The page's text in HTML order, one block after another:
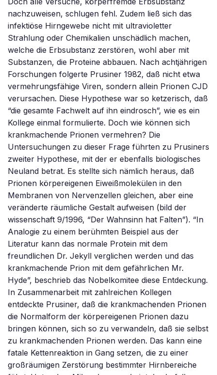
nachzuweisen, schlugen fehl. Zudem ließ sich das
infektiöse Hirngewebe nicht mit ultravioletter
Strahlung oder Chemikalien unschädlich machen,
welche die Erbsubstanz zerstören, wohl aber mit
Substanzen, die Proteine abbauen. Nach achtjährigen
Forschungen folgerte Prusiner 1982, daß nicht etwa
vermehrungsfähige Viren, sondern allein Prionen CJD
verursachen. Diese Hypothese war so ketzerisch, daß
“die gesamte Fachwelt auf ihn eindrosch”, wie es ein
Kollege einmal formulierte. Doch wie können sich
krankmachende Prionen vermehren? Die
Untersuchungen zu dieser Frage führten zu Prusiners
zweiter Hypothese, mit der er ebenfalls biologisches
Neuland betrat. Es stellte sich nämlich heraus, daß
Prionen körpereigenen Eiweißmolekülen in den
Membranen von Nervenzellen gleichen, aber eine
veränderte räumliche Gestalt aufweisen (bild der
wissenschaft 9/1996, “Der Wahnsinn hat Falten”). “In
Analogie zu einem berühmten Beispiel aus der
Literatur kann das normale Protein mit dem
freundlichen Dr. Jekyll verglichen werden und das
krankmachende Prion mit dem gefährlichen Mr.
Hyde”, beschrieb das Nobelkomitee diese Entdeckung.
In Zusammenarbeit mit zahlreichen Kollegen
entdeckte Prusiner, daß die krankmachenden Prionen
die Normalform der körpereigenen Prionen dazu
bringen können, sich so zu verwandeln, daß sie selbst
zu krankmachenden Prionen werden. Das kann eine
fatale Kettenreaktion in Gang setzen, die zu einer
großräumigen Zerstörung bestimmter Hirnbereiche